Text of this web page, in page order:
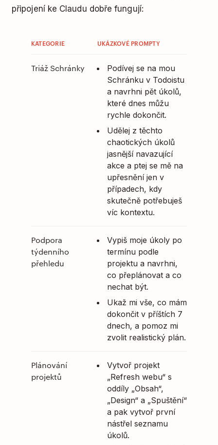
připojení ke Claudu dobře fungují:
KATEGORIE UKÁZKOVÉ PROMPTY
Triáž Schránky
Podívej se na mou
Schránku v Todoistu
a navrhni pět úkolů,
které dnes můžu
rychle dokončit.
Udělej z těchto
chaotických úkolů
jasnější navazující
akce a ptej se mě na
upřesnění jen v
případech, kdy
skutečně potřebuješ
víc kontextu.
Podpora
týdenního
přehledu
Vypiš moje úkoly po
termínu podle
projektu a navrhni,
co přeplánovat a co
nechat být.
Ukaž mi vše, co mám
dokončit v příštích 7
dnech, a pomoz mi
zvolit realistický plán.
Plánování
projektů
Vytvoř projekt
„Refresh webu“ s
oddíly „Obsah“,
„Design“ a „Spuštění“
a pak vytvoř první
nástřel seznamu
úkolů.